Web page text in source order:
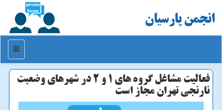
انجمن پارسیان
منو
فعالیت مشاغل گروه های ۱ و ۲ در شهرهای وضعیت
نارنجی تهران مجاز است